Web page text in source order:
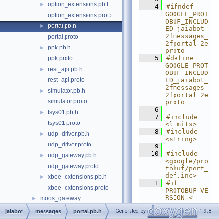
►
option_extensions.pb.h
option_extensions.proto
►
portal.pb.h
portal.proto
►
ppk.pb.h
ppk.proto
►
rest_api.pb.h
rest_api.proto
►
simulator.pb.h
simulator.proto
►
tsys01.pb.h
tsys01.proto
►
udp_driver.pb.h
udp_driver.proto
►
udp_gateway.pb.h
udp_gateway.proto
►
xbee_extensions.pb.h
xbee_extensions.proto
► moos_gateway
► serial
    4
#ifndef
GOOGLE_PROT
OBUF_INCLUD
ED_jaiabot_
2fmessages_
2fportal_2e
proto
    5
#define
GOOGLE_PROT
OBUF_INCLUD
ED_jaiabot_
2fmessages_
2fportal_2e
proto
    6
    7
#include
<limits>
    8
#include
<string>
    9
   10
#include
<google/pro
tobuf/port_
def.inc>
   11
#if
PROTOBUF_VE
RSION <
3021000
   12
#error This
jaiabot messages portal.pb.h Generated by 1.9.8